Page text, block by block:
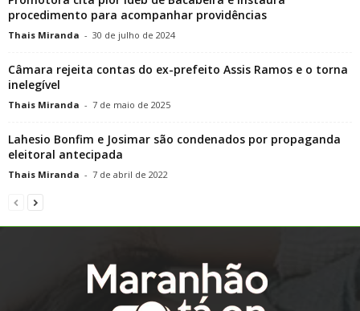
procedimento para acompanhar providências
Thais Miranda - 30 de julho de 2024
Câmara rejeita contas do ex-prefeito Assis Ramos e o torna
inelegível
Thais Miranda - 7 de maio de 2025
Lahesio Bonfim e Josimar são condenados por propaganda
eleitoral antecipada
Thais Miranda - 7 de abril de 2022